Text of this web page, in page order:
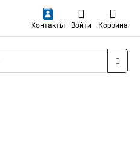
Контакты Войти Корзина